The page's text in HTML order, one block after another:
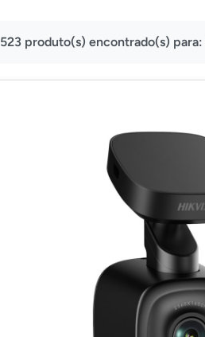
523 produto(s) encontrado(s) para: